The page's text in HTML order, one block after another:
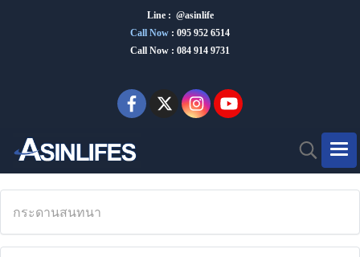
Line : @asinlife
Call Now : 095 952 6514
Call Now : 084 914 9731
กระดานสนทนา